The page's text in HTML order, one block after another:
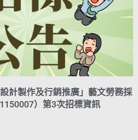
計製作及行銷推廣」藝文勞務採
）第3次招標資訊